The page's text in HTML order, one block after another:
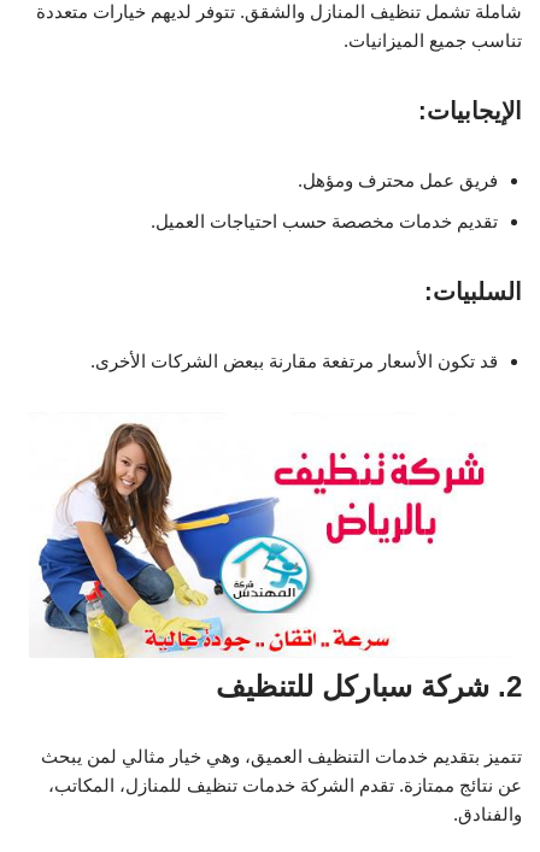
شاملة تشمل تنظيف المنازل والشقق. تتوفر لديهم خيارات متعددة
تناسب جميع الميزانيات.
الإيجابيات:
فريق عمل محترف ومؤهل.
تقديم خدمات مخصصة حسب احتياجات العميل.
السلبيات:
قد تكون الأسعار مرتفعة مقارنة ببعض الشركات الأخرى.
2. شركة سباركل للتنظيف
تتميز بتقديم خدمات التنظيف العميق، وهي خيار مثالي لمن يبحث
عن نتائج ممتازة. تقدم الشركة خدمات تنظيف للمنازل، المكاتب،
والفنادق.